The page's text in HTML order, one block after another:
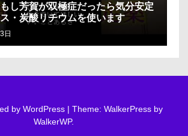
し芳賀が双極症だったら気分安定
・炭酸リチウムを使います
日
by WordPress | Theme: WalkerPress by
WalkerWP.